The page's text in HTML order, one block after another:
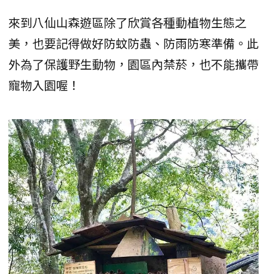
來到八仙山森遊區除了欣賞各種動植物生態之
美，也要記得做好防蚊防蟲、防雨防寒準備。此
外為了保護野生動物，園區內禁菸，也不能攜帶
寵物入園喔！